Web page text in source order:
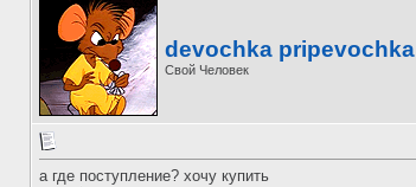
devochka pripevochka
Свой Человек
а где поступление? хочу купить